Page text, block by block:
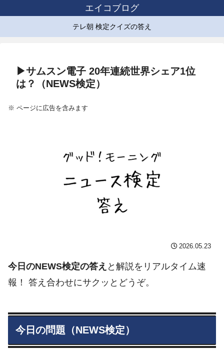
エイコブログ
テレ朝 検定クイズの答え
▶サムスン電子 20年連続世界シェア1位
は？（NEWS検定）
※ ページに広告を含みます
2026.05.23
今日のNEWS検定の答え と解説をリアルタイム速
報！ 答え合わせにサクッとどうぞ。
今日の問題（NEWS検定）